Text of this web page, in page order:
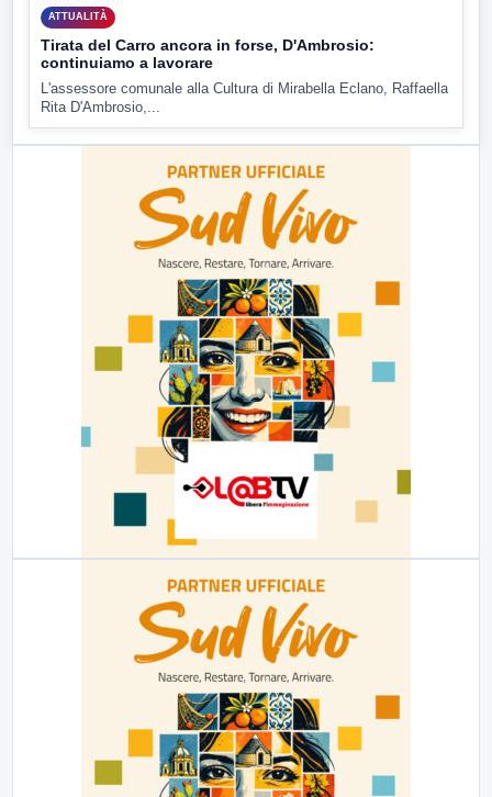
ATTUALITÀ
Tirata del Carro ancora in forse, D'Ambrosio:
continuiamo a lavorare
L'assessore comunale alla Cultura di Mirabella Eclano, Raffaella
Rita D'Ambrosio,...